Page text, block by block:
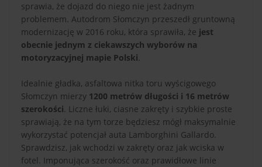
sprawia, że dojazd do niego nie jest żadnym
problemem. Autodrom Słomczyn przeszedł gruntowną
modernizację w 2016 roku, która sprawiła, że jest
obecnie jednym z ciekawszych wyborów na
motoryzacyjnej mapie Polski.
Idealnie gładka, asfaltowa nitka toru wyścigowego
Słomczyn mierzy 1200 metrów długości i 16 metrów
szerokości. Liczne łuki, ciasne zakręty i szybkie proste
sprawiają, że na tym torze będziesz mógł maksymalnie
wykorzystać potencjał auta Lamborghini Gallardo.
Sprawdzisz, jak wchodzi w zakręty oraz jak wciska w
fotel. Imponująca szerokość oraz prawidłowe linie